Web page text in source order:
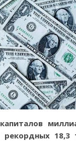
18,3